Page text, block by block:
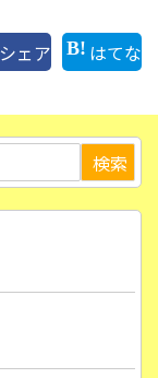
シェア はてな